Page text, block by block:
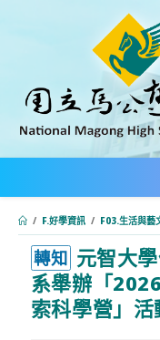
內
/ F.好學資訊 / F03.生活與藝
轉知 元智大
系舉辦「
索科學營」活